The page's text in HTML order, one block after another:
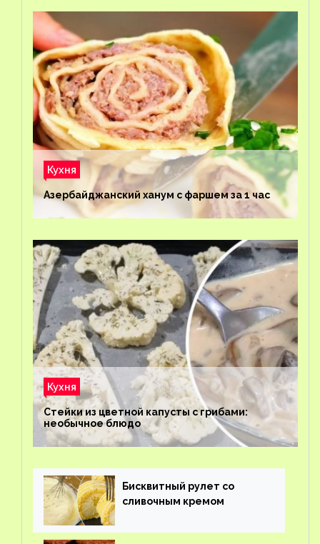
Кухня
Азербайджанский ханум с фаршем за 1 час
Кухня
Стейки из цветной капусты с грибами:
необычное блюдо
Бисквитный рулет со
сливочным кремом